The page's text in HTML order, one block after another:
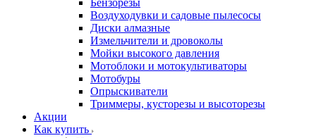
Бензорезы
Воздуходувки и садовые пылесосы
Диски алмазные
Измельчители и дровоколы
Мойки высокого давления
Мотоблоки и мотокультиваторы
Мотобуры
Опрыскиватели
Триммеры, кусторезы и высоторезы
Акции
Как купить